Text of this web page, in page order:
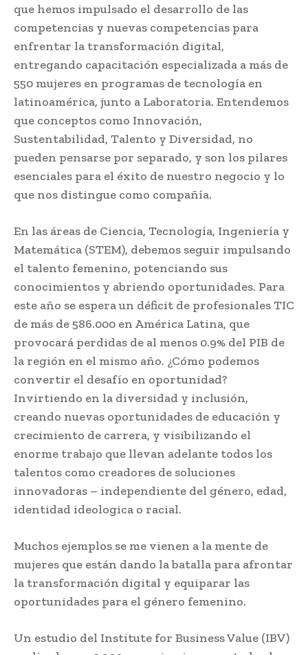
que hemos impulsado el desarrollo de las
competencias y nuevas competencias para
enfrentar la transformación digital,
entregando capacitación especializada a más de
550 mujeres en programas de tecnología en
latinoamérica, junto a Laboratoria. Entendemos
que conceptos como Innovación,
Sustentabilidad, Talento y Diversidad, no
pueden pensarse por separado, y son los pilares
esenciales para el éxito de nuestro negocio y lo
que nos distingue como compañía.
En las áreas de Ciencia, Tecnología, Ingeniería y
Matemática (STEM), debemos seguir impulsando
el talento femenino, potenciando sus
conocimientos y abriendo oportunidades. Para
este año se espera un déficit de profesionales TIC
de más de 586.000 en América Latina, que
provocará perdidas de al menos 0.9% del PIB de
la región en el mismo año. ¿Cómo podemos
convertir el desafío en oportunidad?
Invirtiendo en la diversidad y inclusión,
creando nuevas oportunidades de educación y
crecimiento de carrera, y visibilizando el
enorme trabajo que llevan adelante todos los
talentos como creadores de soluciones
innovadoras – independiente del género, edad,
identidad ideologica o racial.
Muchos ejemplos se me vienen a la mente de
mujeres que están dando la batalla para afrontar
la transformación digital y equiparar las
oportunidades para el género femenino.
Un estudio del Institute for Business Value (IBV)